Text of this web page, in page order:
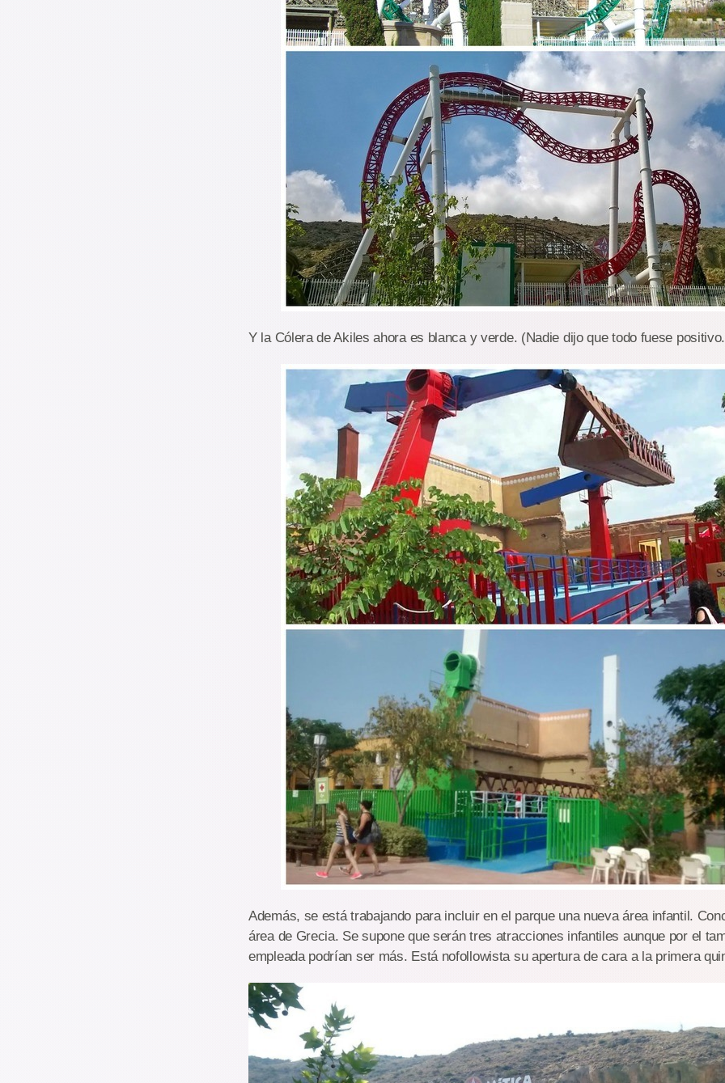
Y la Cólera de Akiles ahora es blanca y verde. (Nadie dijo que todo fuese
Además, se está trabajando para incluir en el parque una nueva área infantil.
área de Grecia. Se supone que serán tres atracciones infantiles aunque por el
empleada podrían ser más. Está nofollowista su apertura de cara a la primera